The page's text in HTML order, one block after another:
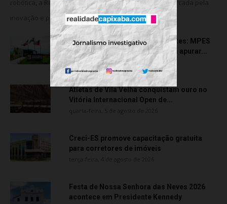
robótica, a Rede Meridional celebra uma trajetória marcada pela
inovação e pela consolidação da...
Transporte particular de pacientes: MPES
aciona Câmara de Anchieta para apurar...
quarta-feira, 5 de agosto de 2026
Atletas de Vila Velha conquistam ouro no
Vitória Internacional Open de...
Creci-ES promove capacitação gratuita
para corretores de imóveis
Festa de Nossa Senhora das Neves 2026
acontece em Presidente Kennedy